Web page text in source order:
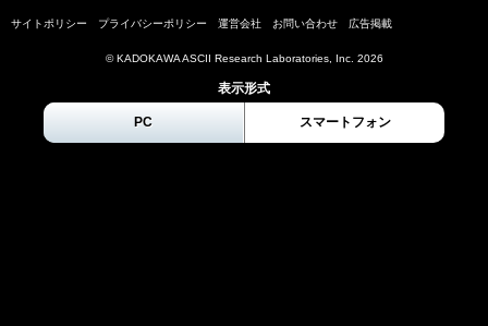
サイトポリシー プライバシーポリシー 運営会社 お問い合わせ 広告掲載
© KADOKAWA ASCII Research Laboratories, Inc. 2026
表示形式
PC スマートフォン